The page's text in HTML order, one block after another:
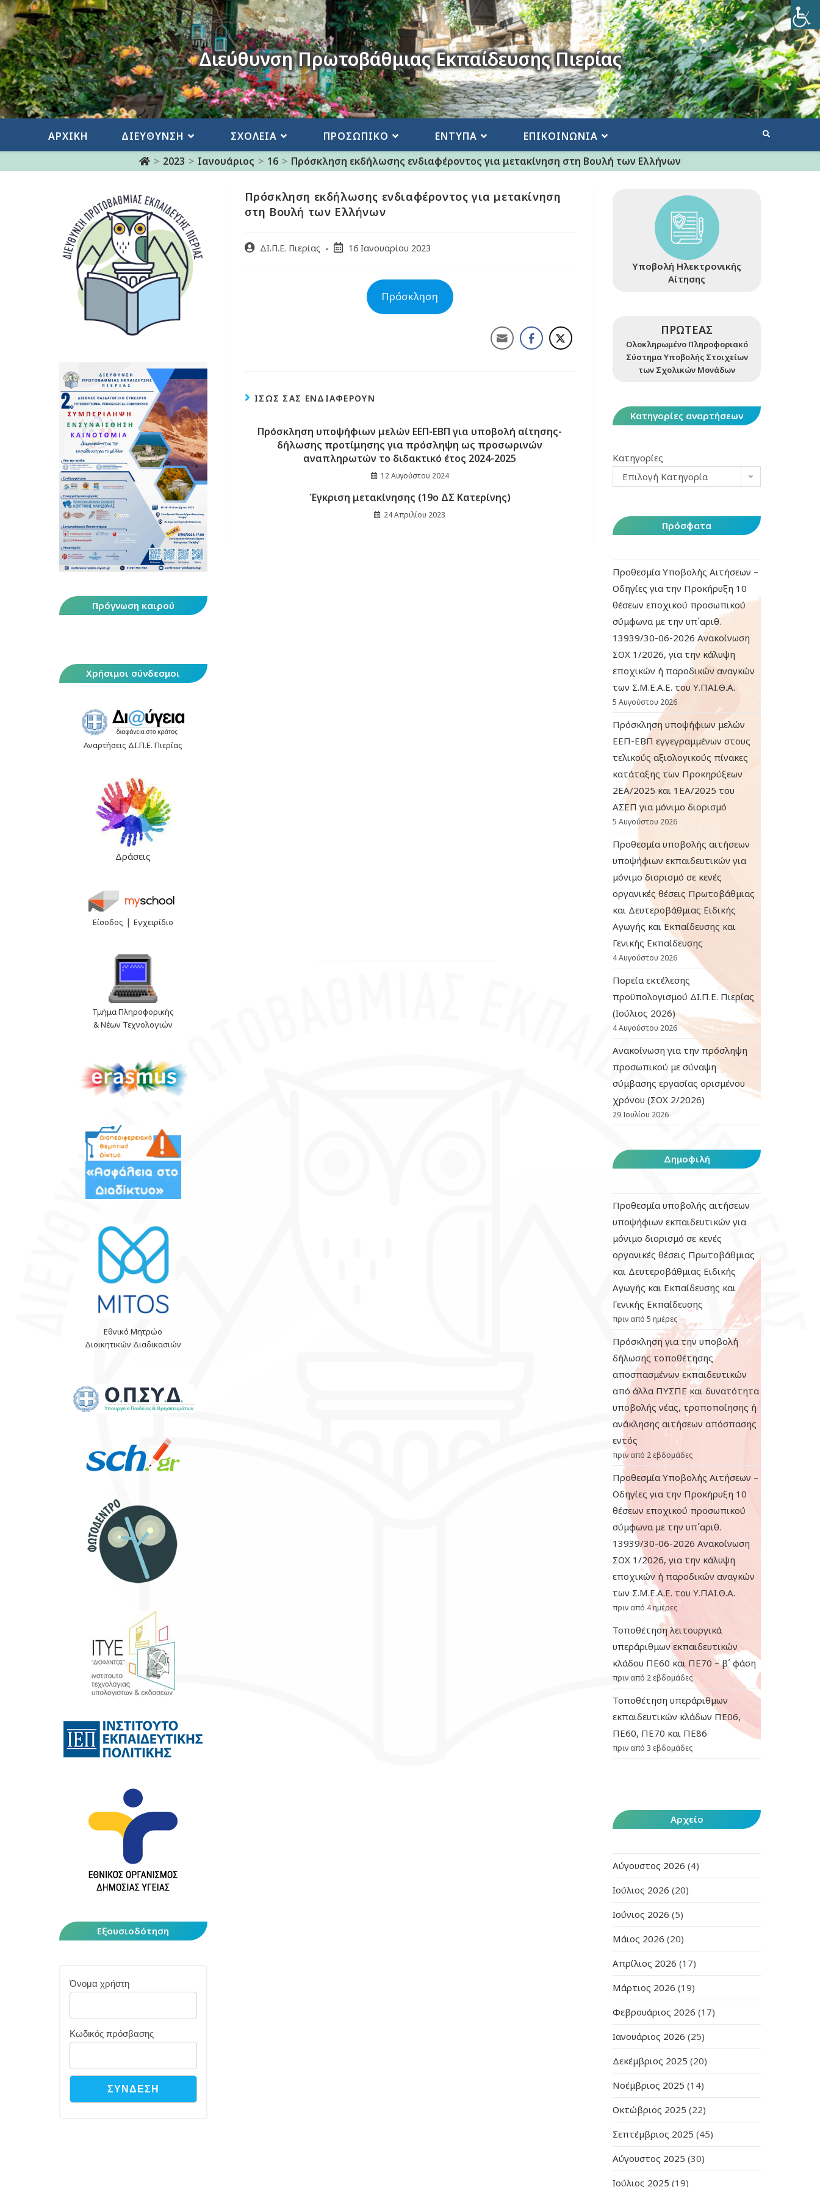
Διεύθυνση Πρωτοβάθμιας Εκπαίδευσης Πιερίας
ΑΡΧΙΚΗ ΔΙΕΥΘΥΝΣΗ ΣΧΟΛΕΙΑ ΠΡΟΣΩΠΙΚΟ ΕΝΤΥΠΑ
ΕΠΙΚΟΙΝΩΝΙΑ
> 2023 > Ιανουάριος > 16 > Πρόσκληση εκδήλωσης ενδιαφέροντος για μετακίνηση στη Βουλή των Ελλήνων
Πρόσκληση εκδήλωσης ενδιαφέροντος για μετακίνηση
στη Βουλή των Ελλήνων
ΔΙ.Π.Ε. Πιερίας 16 Ιανουαρίου 2023
Πρόσκληση
ΊΣΩΣ ΣΑΣ ΕΝΔΙΑΦΈΡΟΥΝ
Πρόσκληση υποψήφιων μελών ΕΕΠ-ΕΒΠ για υποβολή αίτησης-
δήλωσης προτίμησης για πρόσληψη ως προσωρινών
αναπληρωτών το διδακτικό έτος 2024-2025
12 Αυγούστου 2024
Έγκριση μετακίνησης (19ο ΔΣ Κατερίνης)
24 Απριλίου 2023
Πρόγνωση καιρού
Χρήσιμοι σύνδεσμοι
Αναρτήσεις ΔΙ.Π.Ε. Πιερίας
Δράσεις
Είσοδος |Εγχειρίδιο
Τμήμα Πληροφορικής
& Νέων Τεχνολογιών
Εθνικό Μητρώο
Διοικητικών Διαδικασιών
Εξουσιοδότηση
Όνομα χρήστη
Κωδικός πρόσβασης
Υποβολή Ηλεκτρονικής
Αίτησης
ΠΡΩΤΕΑΣ
Ολοκληρωμένο Πληροφοριακό
Σύστημα Υποβολής Στοιχείων
των Σχολικών Μονάδων
Κατηγορίες αναρτήσεων
Κατηγορίες
Επιλογή Κατηγορία
Πρόσφατα
Προθεσμία Υποβολής Αιτήσεων –
Οδηγίες για την Προκήρυξη 10
θέσεων εποχικού προσωπικού
σύμφωνα με την υπ΄αριθ.
13939/30-06-2026 Ανακοίνωση
ΣΟΧ 1/2026, για την κάλυψη
εποχικών ή παροδικών αναγκών
των Σ.Μ.Ε.Α.Ε. του Υ.ΠΑΙ.Θ.Α.
5 Αυγούστου 2026
Πρόσκληση υποψήφιων μελών
ΕΕΠ-ΕΒΠ εγγεγραμμένων στους
τελικούς αξιολογικούς πίνακες
κατάταξης των Προκηρύξεων
2ΕΑ/2025 και 1ΕΑ/2025 του
ΑΣΕΠ για μόνιμο διορισμό
5 Αυγούστου 2026
Προθεσμία υποβολής αιτήσεων
υποψήφιων εκπαιδευτικών για
μόνιμο διορισμό σε κενές
οργανικές θέσεις Πρωτοβάθμιας
και Δευτεροβάθμιας Ειδικής
Αγωγής και Εκπαίδευσης και
Γενικής Εκπαίδευσης
4 Αυγούστου 2026
Πορεία εκτέλεσης
προϋπολογισμού ΔΙ.Π.Ε. Πιερίας
(Ιούλιος 2026)
4 Αυγούστου 2026
Ανακοίνωση για την πρόσληψη
προσωπικού με σύναψη
σύμβασης εργασίας ορισμένου
χρόνου (ΣΟΧ 2/2026)
29 Ιουλίου 2026
Δημοφιλή
Προθεσμία υποβολής αιτήσεων
υποψήφιων εκπαιδευτικών για
μόνιμο διορισμό σε κενές
οργανικές θέσεις Πρωτοβάθμιας
και Δευτεροβάθμιας Ειδικής
Αγωγής και Εκπαίδευσης και
Γενικής Εκπαίδευσης
πριν από 5 ημέρες
Πρόσκληση για την υποβολή
δήλωσης τοποθέτησης
αποσπασμένων εκπαιδευτικών
από άλλα ΠΥΣΠΕ και δυνατότητα
υποβολής νέας, τροποποίησης ή
ανάκλησης αιτήσεων απόσπασης
εντός
πριν από 2 εβδομάδες
Προθεσμία Υποβολής Αιτήσεων –
Οδηγίες για την Προκήρυξη 10
θέσεων εποχικού προσωπικού
σύμφωνα με την υπ΄αριθ.
13939/30-06-2026 Ανακοίνωση
ΣΟΧ 1/2026, για την κάλυψη
εποχικών ή παροδικών αναγκών
των Σ.Μ.Ε.Α.Ε. του Υ.ΠΑΙ.Θ.Α.
πριν από 4 ημέρες
Τοποθέτηση λειτουργικά
υπεράριθμων εκπαιδευτικών
κλάδου ΠΕ60 και ΠΕ70 – β΄ φάση
πριν από 2 εβδομάδες
Τοποθέτηση υπεράριθμων
εκπαιδευτικών κλάδων ΠΕ06,
ΠΕ60, ΠΕ70 και ΠΕ86
πριν από 3 εβδομάδες
Αρχείο
Αύγουστος 2026 (4)
Ιούλιος 2026 (20)
Ιούνιος 2026 (5)
Μάιος 2026 (20)
Απρίλιος 2026 (17)
Μάρτιος 2026 (19)
Φεβρουάριος 2026 (17)
Ιανουάριος 2026 (25)
Δεκέμβριος 2025 (20)
Νοέμβριος 2025 (14)
Οκτώβριος 2025 (22)
Σεπτέμβριος 2025 (45)
Αύγουστος 2025 (30)
Ιούλιος 2025 (19)